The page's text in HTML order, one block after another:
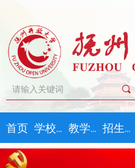
끠
首页 学校概况 教学教务 招生指南